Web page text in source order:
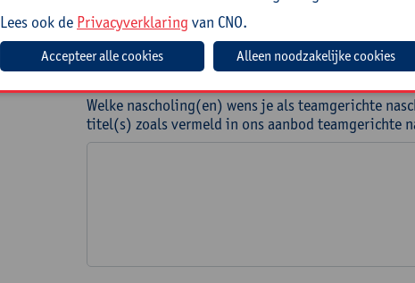
Telefoonnummer aanvrager/contactpersoon *
Welke nascholing(en) wens je als teamgerichte
titel(s) zoals vermeld in ons aanbod teamgerichte
Lees ook de Privacyverklaring van CNO.